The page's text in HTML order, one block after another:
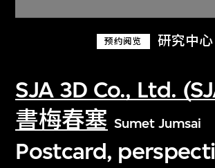
预约阅览 研究中心
SJA 3D Co., Ltd.
書梅春塞 Sumet Jumsai
Postcard,
关于M+藏品
探索世界顶级的二十及二十一